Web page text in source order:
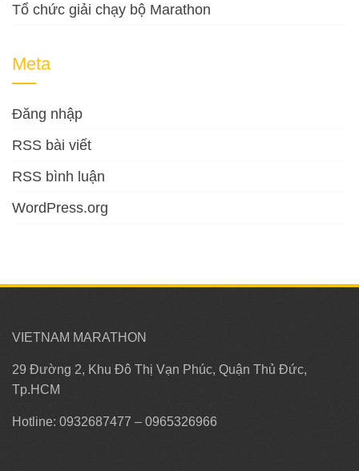
Tổ chức giải chạy bộ Marathon
Meta
Đăng nhập
RSS bài viết
RSS bình luận
WordPress.org
VIETNAM MARATHON
29 Đường 2, Khu Đô Thị Vạn Phúc, Quận Thủ Đức,
Tp.HCM
Hotline: 0932687477 – 0965326966